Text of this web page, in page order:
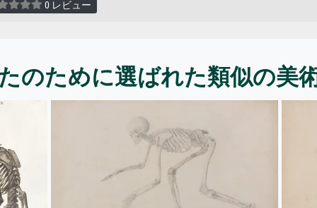
0 レビュー
のために選ばれた類似の美